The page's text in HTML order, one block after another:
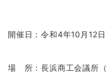
開催日：令和4年10月12日
場 所：長浜商工会議所